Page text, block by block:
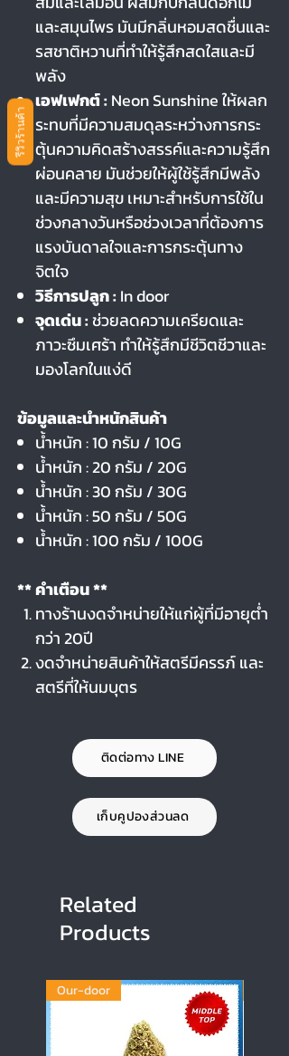
และสมุนไพร มันมีกลิ่นหอมสดชื่นและ
รสชาติหวานที่ทำให้รู้สึกสดใสและมี
พลัง
เอฟเฟกต์ : Neon Sunshine ให้ผลก
ระทบที่มีความสมดุลระหว่างการกระ
ตุ้นความคิดสร้างสรรค์และความรู้สึก
ผ่อนคลาย มันช่วยให้ผู้ใช้รู้สึกมีพลัง
และมีความสุข เหมาะสำหรับการใช้ใน
ช่วงกลางวันหรือช่วงเวลาที่ต้องการ
แรงบันดาลใจและการกระตุ้นทาง
จิตใจ
วิธีการปลูก : In door
จุดเด่น :ช่วยลดความเครียดและ
ภาวะซึมเศร้า ทำให้รู้สึกมีชีวิตชีวาและ
มองโลกในแง่ดี
ข้อมูลและนำหนักสินค้า
น้ำหนัก : 10 กรัม / 10G
น้ำหนัก : 20 กรัม / 20G
น้ำหนัก : 30 กรัม / 30G
น้ำหนัก : 50 กรัม / 50G
น้ำหนัก : 100 กรัม / 100G
** คำเตือน **
ทางร้านงดจำหน่ายให้แก่ผู้ที่มีอายุต่ำ
กว่า 20ปี
งดจำหน่ายสินค้าให้สตรีมีครรภ์ และ
สตรีที่ให้นมบุตร
ติดต่อทาง LINE
เก็บคูปองส่วนลด
Related
Products
Our-door
รีวิวร้านค้า